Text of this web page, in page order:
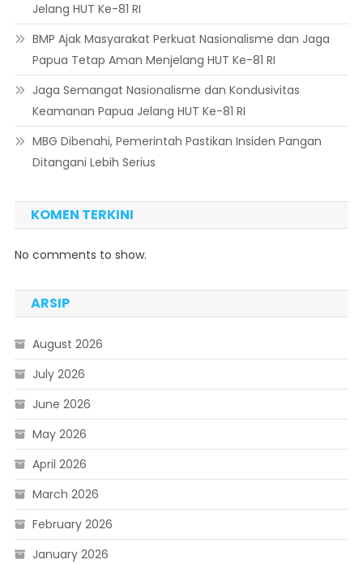
Jelang HUT Ke-81 RI
BMP Ajak Masyarakat Perkuat Nasionalisme dan Jaga
Papua Tetap Aman Menjelang HUT Ke-81 RI
Jaga Semangat Nasionalisme dan Kondusivitas
Keamanan Papua Jelang HUT Ke-81 RI
MBG Dibenahi, Pemerintah Pastikan Insiden Pangan
Ditangani Lebih Serius
KOMEN TERKINI
No comments to show.
ARSIP
August 2026
July 2026
June 2026
May 2026
April 2026
March 2026
February 2026
January 2026